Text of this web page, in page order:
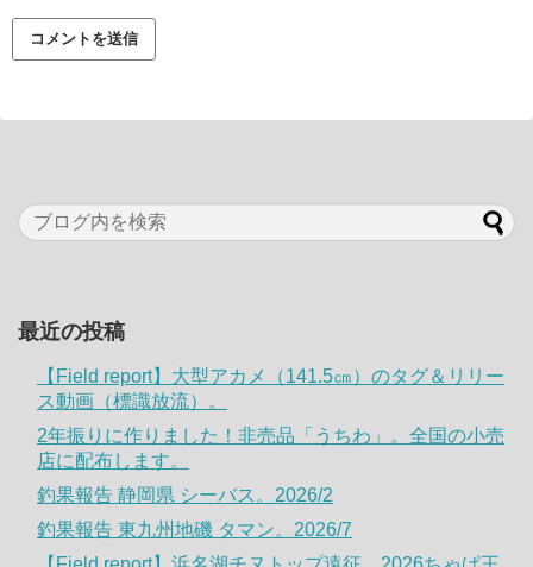
最近の投稿
【Field report】大型アカメ（141.5㎝）のタグ＆リリー
ス動画（標識放流）。
2年振りに作りました！非売品「うちわ」。全国の小売
店に配布します。
釣果報告 静岡県 シーバス。2026/2
釣果報告 東九州地磯 タマン。2026/7